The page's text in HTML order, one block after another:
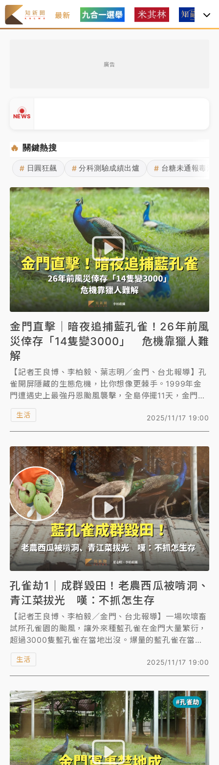
最新
廣告
NEWS
「白海豚」雨炸新北！通報109件災情 侯友宜揭這類災
損最多
砸落毀車
最好玩的父親節！「爸氣集合」出發工程冒險島 邀社
強風長浪襲馬祖！「白海豚」逼近劃設警戒區 違規戲
水觀浪恐重罰失血
白海豚瘦身！中部以北防劇烈降水 本周天氣展望「多
雨不穩定」
日職｜ 林安可狀態正好卻因左膝疼痛下二軍 日媒感嘆
「好事多磨」
韓股最壞時期已過？大摩估去槓桿完成逾半 波動率降
至2個月低
「白海豚」雨炸新北！通報109件災情 侯友宜揭這類災
損最多
白海豚挾豪雨狂炸新北！時雨量破百毫米 水塔、雨棚
砸落毀車
最好玩的父親節！「爸氣集合」出發工程冒險島 邀社
福孩童齊暢玩
強風長浪襲馬祖！「白海豚」逼近劃設警戒區 違規戲
水觀浪恐重罰失血
白海豚瘦身！中部以北防劇烈降水 本周天氣展望「多
雨不穩定」
▲
🔥 關鍵熱搜
# 日圓狂飆 # 分科測驗成績出爐 # 台糖未通報毒油
金門直擊｜暗夜追捕藍孔雀！26年前風
災倖存「14隻變3000」 危機靠獵人難
解
【記者王良博、李柏毅、葉志明／金門、台北報導】孔
雀開屏隱藏的生態危機，比你想像更棘手。1999年金
門遭遇史上最強丹恩颱風襲擊，全島停擺11天，金門畜
試所養來觀賞用的14隻藍孔雀趁機落跑，原以為牠們野
外難活，孰料靠著酒廠源源不絕酒糟，26年後的今天，
養成3000多隻孔雀大軍。
《知新聞》團隊前進金門採訪，農民陳再德田裡一顆顆
待採收的西瓜，被啄出一個個大洞，他問：「百姓怎生
存？」孔雀尖銳叫聲如小孩哭啼、可飛4、5公尺高衝擊
機場飛安。藍孔雀在沒天敵的島上，不僅讓雉雞減少，
也一步步威脅到人類。近年農業部補助金門縣府經費，
持續執行移除計劃，記者跟著孔雀獵人直擊暗夜追捕現
場，藍孔雀警覺性高又敏捷，一夜只能抓2隻、3隻。
不僅獵捕趕不上繁殖速度，金門人對孔雀看法也分歧，
農民飽受收成遭毀之苦，也有人認為要當觀光資源，沒
必要撲殺。專家務實建議，清零不太可能，關鍵在於將
數量壓低到能和現有生態系共存，達到共存平衡點。
2025/11/17 19:00
生活
孔雀劫1｜成群毀田！老農西瓜被啃洞、
青江菜拔光 嘆：不抓怎生存
【記者王良博、李柏毅／金門、台北報導】一場吹壞畜
試所孔雀園的颱風，讓外來種藍孔雀在金門大量繁衍，
超過3000隻藍孔雀在當地出沒。爆量的藍孔雀在當地
衍生尖銳叫聲干擾睡眠、啄食作物造成農損等問題，甚
至有影響機場飛安疑慮。有農民種植的大批西瓜被孔雀
啄出大洞，直說應該大力抓捕藍孔雀，否則農作物損害
2025/11/17 19:00
生活